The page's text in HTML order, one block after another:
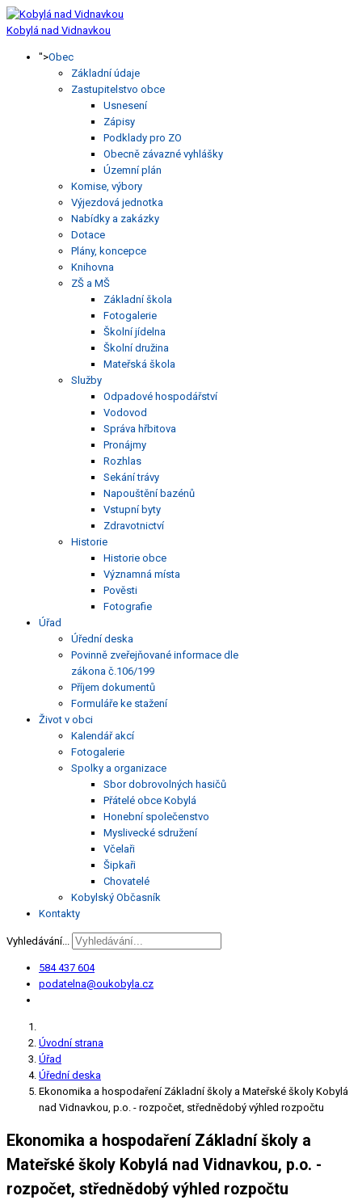
Kobylá nad Vidnavkou
">Obec
Základní údaje
Zastupitelstvo obce
Usnesení
Zápisy
Podklady pro ZO
Obecně závazné vyhlášky
Územní plán
Komise, výbory
Výjezdová jednotka
Nabídky a zakázky
Dotace
Plány, koncepce
Knihovna
ZŠ a MŠ
Základní škola
Fotogalerie
Školní jídelna
Školní družina
Mateřská škola
Služby
Odpadové hospodářství
Vodovod
Správa hřbitova
Pronájmy
Rozhlas
Sekání trávy
Napouštění bazénů
Vstupní byty
Zdravotnictví
Historie
Historie obce
Významná místa
Pověsti
Fotografie
Úřad
Úřední deska
Povinně zveřejňované informace dle
zákona č.106/199
Příjem dokumentů
Formuláře ke stažení
Život v obci
Kalendář akcí
Fotogalerie
Spolky a organizace
Sbor dobrovolných hasičů
Přátelé obce Kobylá
Honební společenstvo
Myslivecké sdružení
Včelaři
Šipkaři
Chovatelé
Kobylský Občasník
Kontakty
Vyhledávání...
584 437 604
podatelna@oukobyla.cz
Úvodní strana
Úřad
Úřední deska
Ekonomika a hospodaření Základní školy a Mateřské školy Kobylá
nad Vidnavkou, p.o. - rozpočet, střednědobý výhled rozpočtu
Ekonomika a hospodaření Základní školy a
Mateřské školy Kobylá nad Vidnavkou, p.o. -
rozpočet, střednědobý výhled rozpočtu